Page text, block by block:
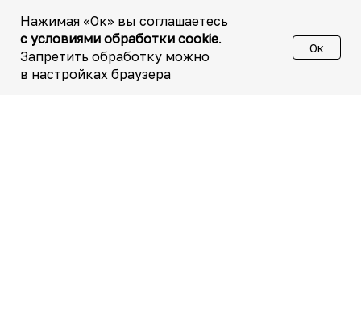
Нажимая «Ок» вы соглашаетесь
с условиями обработки cookie.
Запретить обработку можно
в настройках браузера
Ок